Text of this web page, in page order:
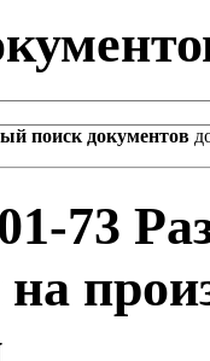
поиск документов
73